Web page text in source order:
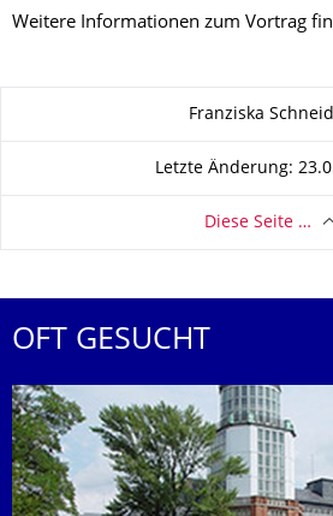
Weitere Informationen zum Vortrag
Franziska
Letzte Änderung:
Diese Seite …
OFT GESUCHT